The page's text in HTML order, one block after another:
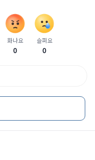
화나요
0
슬퍼요
0